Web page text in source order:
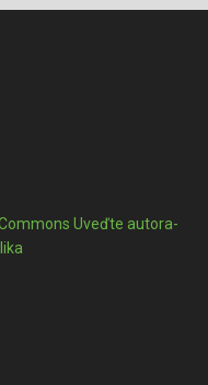
Uveďte autora-